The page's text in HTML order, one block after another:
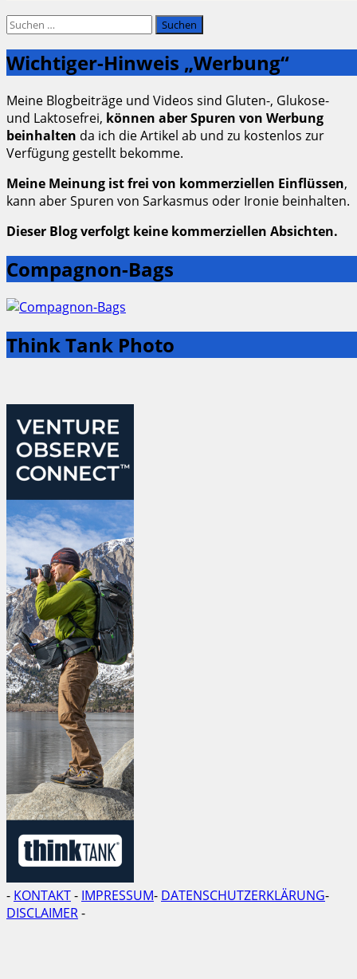
Suchen
nach:
Wichtiger-Hinweis „Werbung“
Meine Blogbeiträge und Videos sind Gluten-, Glukose-
und Laktosefrei, können aber Spuren von Werbung
beinhalten da ich die Artikel ab und zu kostenlos zur
Verfügung gestellt bekomme.
Meine Meinung ist frei von kommerziellen Einflüssen,
kann aber Spuren von Sarkasmus oder Ironie beinhalten.
Dieser Blog verfolgt keine kommerziellen Absichten.
Compagnon-Bags
Think Tank Photo
- KONTAKT- IMPRESSUM- DATENSCHUTZERKLÄRUNG-
DISCLAIMER-